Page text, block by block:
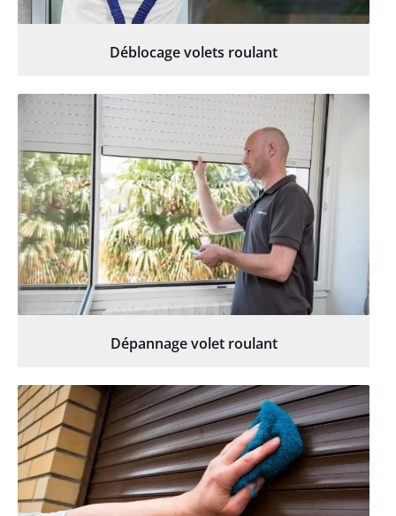
Déblocage volets roulant
Dépannage volet roulant